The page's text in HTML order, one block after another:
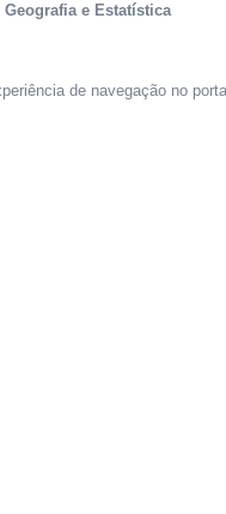
e Estatística
de navegação no